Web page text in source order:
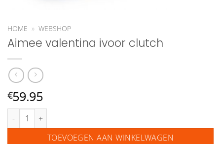
HOME » WEBSHOP
Aimee valentina ivoor clutch
€59.95
Aimee valentina ivoor clutch aantal
TOEVOEGEN AAN WINKELWAGEN